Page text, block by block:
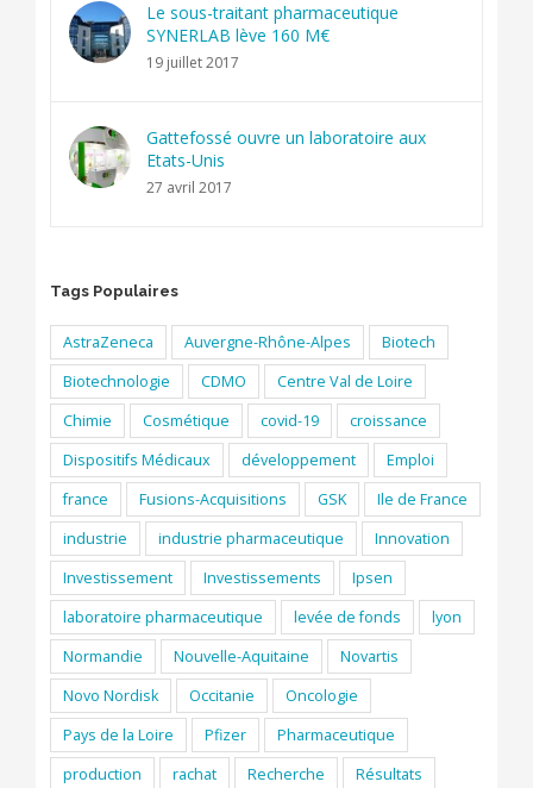
Le sous-traitant pharmaceutique
SYNERLAB lève 160 M€
19 juillet 2017
Gattefossé ouvre un laboratoire aux
Etats-Unis
27 avril 2017
Tags Populaires
AstraZeneca Auvergne-Rhône-Alpes
Biotech
Biotechnologie
CDMO
Centre Val de Loire
Chimie
Cosmétique covid-19
croissance
Dispositifs Médicaux
développement
Emploi
france
Fusions-Acquisitions GSK
Ile de France
industrie
industrie pharmaceutique
Innovation
Investissement
Investissements
Ipsen
laboratoire pharmaceutique
levée de fonds
lyon
Normandie
Nouvelle-Aquitaine
Novartis
Novo Nordisk
Occitanie
Oncologie
Pays de la Loire
Pfizer
Pharmaceutique
production
rachat Recherche Résultats